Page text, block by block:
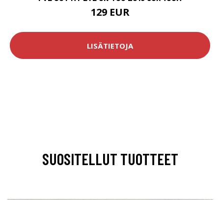
129 EUR
LISÄTIETOJA
SUOSITELLUT TUOTTEET